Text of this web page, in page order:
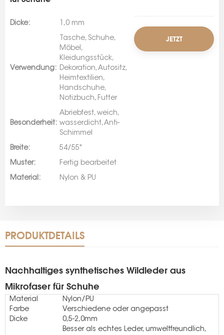
Dicke: 1,0 mm
Verwendung:
Tasche, Schuhe,
Möbel,
Kleidungsstück,
Dekoration, Autositz,
Heimtextilien,
Handschuhe,
Notizbuch, Futter
Besonderheit:
Abriebfest, weich,
wasserdicht, Anti-
Schimmel
Breite: 54/55"
Muster: Fertig bearbeitet
Material: Nylon & PU
JETZT
PRODUKTDETAILS
Nachhaltiges synthetisches Wildleder aus
Mikrofaser für Schuhe
Material
Nylon/PU
Farbe
Verschiedene oder angepasst
Dicke
0,5-2,0mm
Besser als echtes Leder, umweltfreundlich,